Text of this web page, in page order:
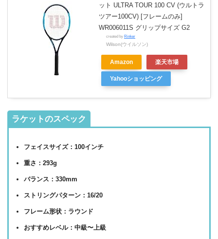
ット ULTRA TOUR 100 CV (ウルトラ
ツアー100CV) [フレームのみ]
WR006011S グリップサイズ G2
created by Rinker
Wilson(ウイルソン)
Amazon 楽天市場
Yahooショッピング
ラケットのスペック
フェイスサイズ：100インチ
重さ：293g
バランス：330mm
ストリングパターン：16/20
フレーム形状：ラウンド
おすすめレベル：中級〜上級